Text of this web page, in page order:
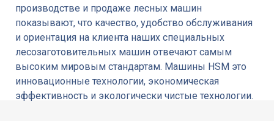
производстве и продаже лесных машин
показывают, что качество, удобство обслуживания
и ориентация на клиента наших специальных
лесозаготовительных машин отвечают самым
высоким мировым стандартам. Машины HSM это
инновационные технологии, экономическая
эффективность и экологически чистые технологии.